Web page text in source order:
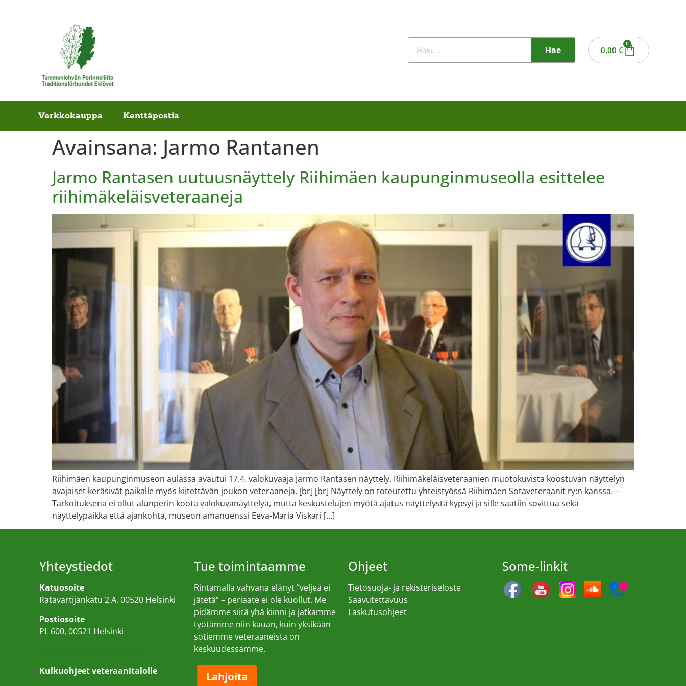
Hae 0,00€
0
Verkkokauppa Kenttäpostia
Avainsana: Jarmo Rantanen
Jarmo Rantasen uutuusnäyttely Riihimäen kaupunginmuseolla esittelee
riihimäkeläisveteraaneja
Riihimäen kaupunginmuseon aulassa avautui 17.4. valokuvaaja Jarmo Rantasen näyttely. Riihimäkeläisveteraanien muotokuvista koostuvan näyttelyn
avajaiset keräsivät paikalle myös kiitettävän joukon veteraaneja. [br] [br] Näyttely on toteutettu yhteistyössä Riihimäen Sotaveteraanit ry:n kanssa. –
Tarkoituksena ei ollut alunperin koota valokuvanäyttelyä, mutta keskustelujen myötä ajatus näyttelystä kypsyi ja sille saatiin sovittua sekä
näyttelypaikka että ajankohta, museon amanuenssi Eeva-Maria Viskari […]
Yhteystiedot
Katuosoite
Ratavartijankatu 2 A, 00520 Helsinki
Postiosoite
PL 600, 00521 Helsinki
Kulkuohjeet veteraanitalolle
Tue toimintaamme
Rintamalla vahvana elänyt ”veljeä ei
jätetä” – periaate ei ole kuollut. Me
pidämme siitä yhä kiinni ja jatkamme
työtämme niin kauan, kuin yksikään
sotiemme veteraaneista on
keskuudessamme.
Ohjeet
Tietosuoja- ja rekisteriseloste
Saavutettavuus
Laskutusohjeet
Some-linkit